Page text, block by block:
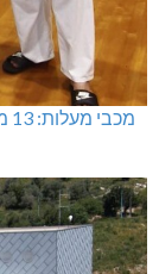
מכבי מעלות: 13 מדליות באליפות ישראל